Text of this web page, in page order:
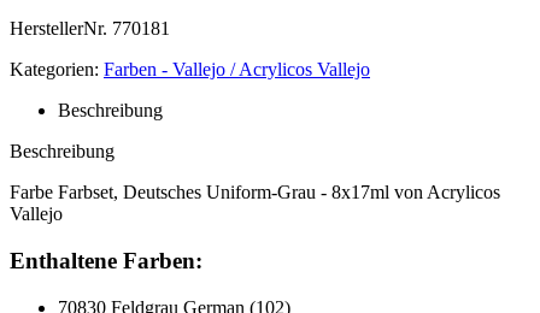
HerstellerNr. 770181
Kategorien: Farben - Vallejo / Acrylicos Vallejo
Beschreibung
Beschreibung
Farbe Farbset, Deutsches Uniform-Grau - 8x17ml von Acrylicos
Vallejo
Enthaltene Farben:
70830 Feldgrau German (102)